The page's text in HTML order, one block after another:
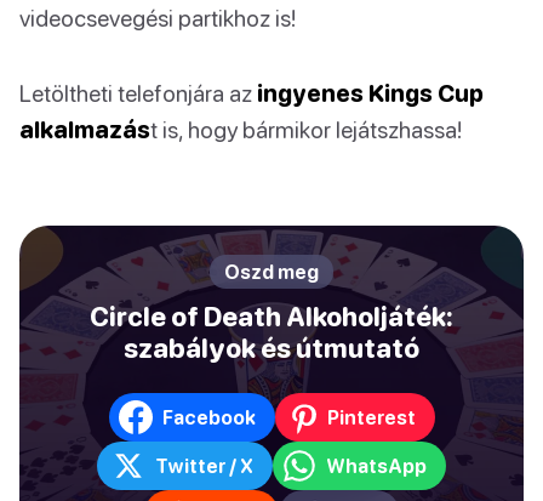
videocsevegési partikhoz is!
Letöltheti telefonjára az ingyenes Kings Cup
alkalmazást is, hogy bármikor lejátszhassa!
Oszd meg
Circle of Death Alkoholjáték:
szabályok és útmutató
Facebook Pinterest
Twitter / X WhatsApp